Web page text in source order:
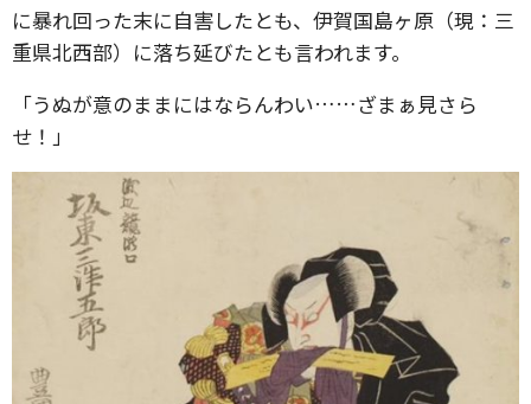
に暴れ回った末に自害したとも、伊賀国島ヶ原（現：三
重県北西部）に落ち延びたとも言われます。
「うぬが意のままにはならんわい……ざまぁ見さら
せ！」